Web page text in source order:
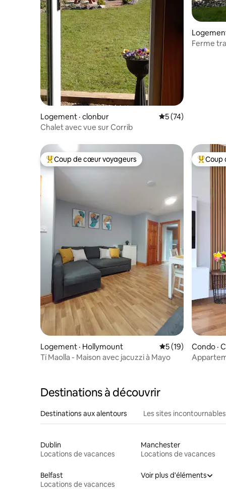
Logement · clonbur Note moyenne de
5 (74)
Chalet avec vue sur Corrib
Ferme
Coup de cœur voyageurs parmi les plus aimés
Coup de cœur voyageurs
Logement · Hollymount Note moyenne de
5 (19)
Tí Maolla - Maison avec jacuzzi à Mayo
Coup
Coup
Condo ·
Destinations à découvrir
Destinations aux alentours Les sites
Dublin
Locations de vacances
Manchester
Locations de vacances
Belfast
Locations de vacances
Voir plus d'éléments